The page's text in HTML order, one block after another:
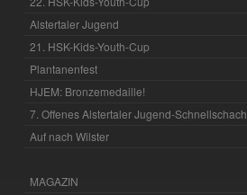
Alstertaler Jugend
21. HSK-Kids-Youth-Cup
Plantanenfest
HJEM: Bronzemedaille!
7. Offenes Alstertaler Jugend-Schnellschach
Auf nach Wilster
MAGAZIN